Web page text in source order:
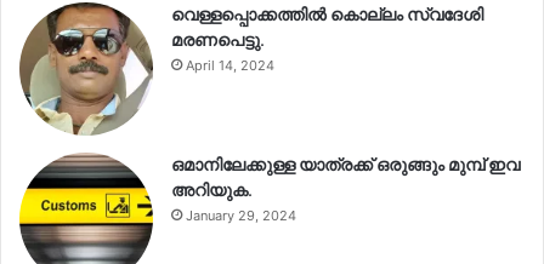
വെള്ളപ്പൊക്കത്തിൽ കൊല്ലം സ്വദേശി
മരണപെട്ടു.
April 14, 2024
ഒമാനിലേക്കുള്ള യാത്രക്ക് ഒരുങ്ങും മുമ്പ് ഇവ
അറിയുക.
January 29, 2024